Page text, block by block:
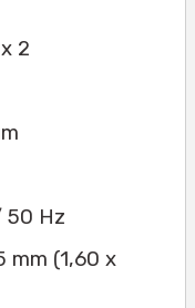
2
50 Hz
mm (1,60 x